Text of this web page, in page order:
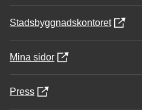
Stadsbyggnadskontoret
Mina sidor
Press